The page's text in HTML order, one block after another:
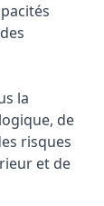
la
de
risques
et de